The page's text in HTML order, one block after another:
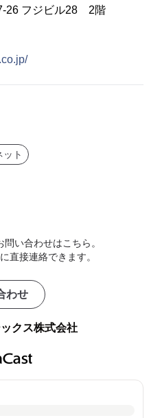
26 フジビル28 2階
ト
い合わせはこちら。
直接連絡できます。
わせ
クス株式会社